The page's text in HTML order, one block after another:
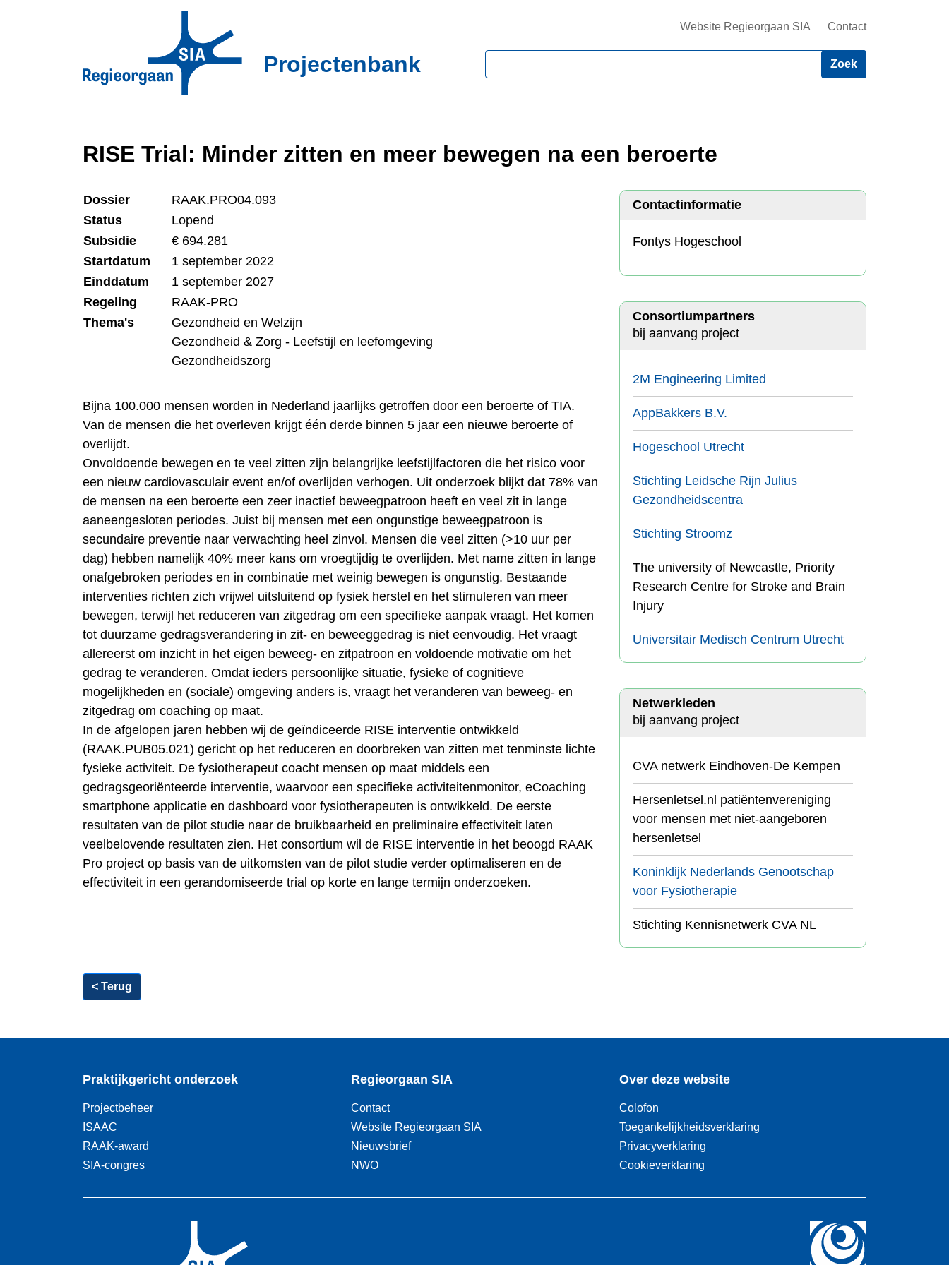
Projectenbank
Website Regieorgaan SIA Contact
RISE Trial: Minder zitten en meer bewegen na een beroerte
Dossier
RAAK.PRO04.093
Status
Lopend
Subsidie
€ 694.281
Startdatum
1 september 2022
Einddatum
1 september 2027
Regeling
RAAK-PRO
Thema's
Gezondheid en Welzijn
Gezondheid & Zorg - Leefstijl en leefomgeving
Gezondheidszorg
Bijna 100.000 mensen worden in Nederland jaarlijks getroffen door een beroerte of TIA.
Van de mensen die het overleven krijgt één derde binnen 5 jaar een nieuwe beroerte of
overlijdt.
Onvoldoende bewegen en te veel zitten zijn belangrijke leefstijlfactoren die het risico voor
een nieuw cardiovasculair event en/of overlijden verhogen. Uit onderzoek blijkt dat 78% van
de mensen na een beroerte een zeer inactief beweegpatroon heeft en veel zit in lange
aaneengesloten periodes. Juist bij mensen met een ongunstige beweegpatroon is
secundaire preventie naar verwachting heel zinvol. Mensen die veel zitten (>10 uur per
dag) hebben namelijk 40% meer kans om vroegtijdig te overlijden. Met name zitten in lange
onafgebroken periodes en in combinatie met weinig bewegen is ongunstig. Bestaande
interventies richten zich vrijwel uitsluitend op fysiek herstel en het stimuleren van meer
bewegen, terwijl het reduceren van zitgedrag om een specifieke aanpak vraagt. Het komen
tot duurzame gedragsverandering in zit- en beweeggedrag is niet eenvoudig. Het vraagt
allereerst om inzicht in het eigen beweeg- en zitpatroon en voldoende motivatie om het
gedrag te veranderen. Omdat ieders persoonlijke situatie, fysieke of cognitieve
mogelijkheden en (sociale) omgeving anders is, vraagt het veranderen van beweeg- en
zitgedrag om coaching op maat.
In de afgelopen jaren hebben wij de geïndiceerde RISE interventie ontwikkeld
(RAAK.PUB05.021) gericht op het reduceren en doorbreken van zitten met tenminste lichte
fysieke activiteit. De fysiotherapeut coacht mensen op maat middels een
gedragsgeoriënteerde interventie, waarvoor een specifieke activiteitenmonitor, eCoaching
smartphone applicatie en dashboard voor fysiotherapeuten is ontwikkeld. De eerste
resultaten van de pilot studie naar de bruikbaarheid en preliminaire effectiviteit laten
veelbelovende resultaten zien. Het consortium wil de RISE interventie in het beoogd RAAK
Pro project op basis van de uitkomsten van de pilot studie verder optimaliseren en de
effectiviteit in een gerandomiseerde trial op korte en lange termijn onderzoeken.
Contactinformatie
Fontys Hogeschool
Consortiumpartners
bij aanvang project
2M Engineering Limited
AppBakkers B.V.
Hogeschool Utrecht
Stichting Leidsche Rijn Julius
Gezondheidscentra
Stichting Stroomz
The university of Newcastle, Priority
Research Centre for Stroke and Brain
Injury
Universitair Medisch Centrum Utrecht
Netwerkleden
bij aanvang project
CVA netwerk Eindhoven-De Kempen
Hersenletsel.nl patiëntenvereniging
voor mensen met niet-aangeboren
hersenletsel
Koninklijk Nederlands Genootschap
voor Fysiotherapie
Stichting Kennisnetwerk CVA NL
< Terug
Praktijkgericht onderzoek
Projectbeheer
ISAAC
RAAK-award
SIA-congres
Regieorgaan SIA
Contact
Website Regieorgaan SIA
Nieuwsbrief
NWO
Over deze website
Colofon
Toegankelijkheidsverklaring
Privacyverklaring
Cookieverklaring